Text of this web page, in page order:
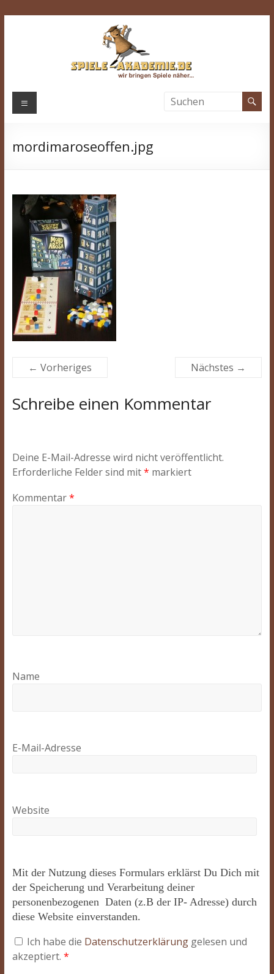
Spiele-
Wir
Menü
mordimaroseoffen.jpg
← Vorheriges Nächstes →
Schreibe einen Kommentar
Deine E-Mail-Adresse wird nicht veröffentlicht.
Erforderliche Felder sind mit* markiert
Kommentar*
Name
E-Mail-Adresse
Website
Mit der Nutzung dieses Formulars erklärst Du Dich mit
der Speicherung und Verarbeitung deiner
personenbezogenen Daten (z.B der IP- Adresse) durch
diese Website einverstanden.
Ich habe die Datenschutzerklärung gelesen und
akzeptiert. *